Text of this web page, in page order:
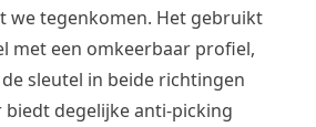
we tegenkomen. Het gebruikt
met een omkeerbaar profiel,
sleutel in beide richtingen
degelijke anti-picking